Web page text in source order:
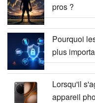
pros ?
Pourquoi
plus
Lorsqu'il
appareil